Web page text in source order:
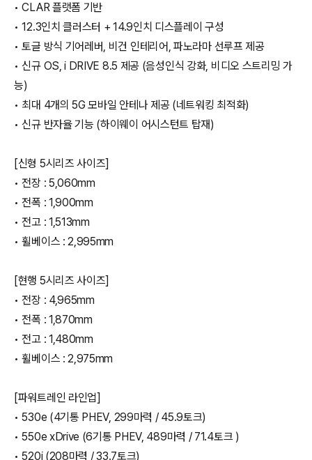
• CLAR 플랫폼 기반
• 12.3인치 클러스터 + 14.9인치 디스플레이 구성
• 토글 방식 기어레버, 비건 인테리어, 파노라마 선루프 제공
• 신규 OS, i DRIVE 8.5 제공 (음성인식 강화, 비디오 스트리밍 가
능)
• 최대 4개의 5G 모바일 안테나 제공 (네트워킹 최적화)
• 신규 반자율 기능 (하이웨이 어시스턴트 탑재)
[신형 5시리즈 사이즈]
• 전장 : 5,060mm
• 전폭 : 1,900mm
• 전고 : 1,513mm
• 휠베이스 : 2,995mm
[현행 5시리즈 사이즈]
• 전장 : 4,965mm
• 전폭 : 1,870mm
• 전고 : 1,480mm
• 휠베이스 : 2,975mm
[파워트레인 라인업]
• 530e (4기통 PHEV, 299마력 / 45.9토크)
• 550e xDrive (6기통 PHEV, 489마력 / 71.4토크 )
• 520i (208마력 / 33.7토크)